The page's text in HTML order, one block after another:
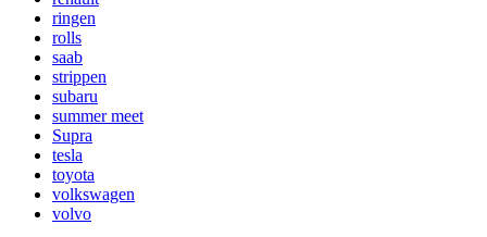
ringen
rolls
saab
strippen
subaru
summer meet
Supra
tesla
toyota
volkswagen
volvo